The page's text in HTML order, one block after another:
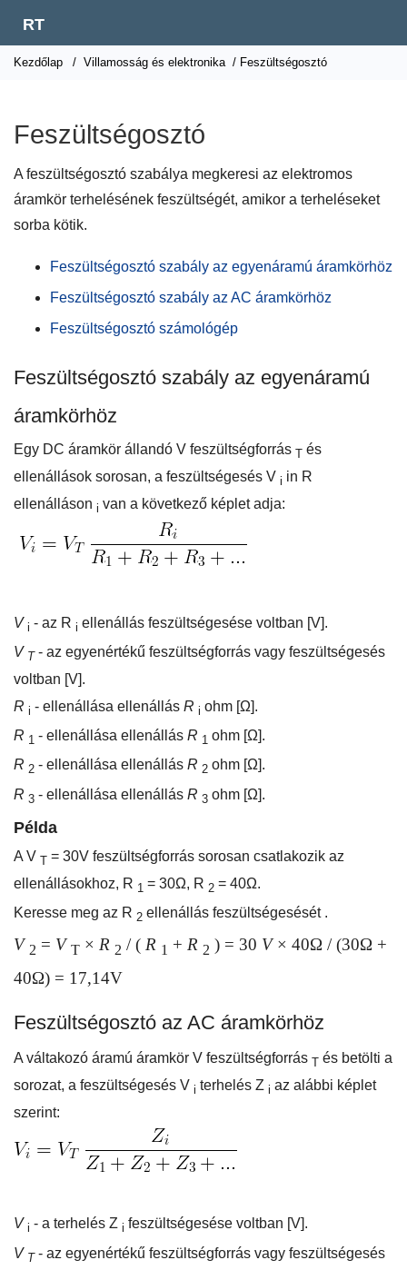
RT
Kezdőlap / Villamosság és elektronika / Feszültségosztó
Feszültségosztó
A feszültségosztó szabálya megkeresi az elektromos
áramkör terhelésének feszültségét, amikor a terheléseket
sorba kötik.
Feszültségosztó szabály az egyenáramú áramkörhöz
Feszültségosztó szabály az AC áramkörhöz
Feszültségosztó számológép
Feszültségosztó szabály az egyenáramú
áramkörhöz
Egy DC áramkör állandó V feszültségforrás T és
ellenállások sorosan, a feszültségesés V i in R
ellenálláson i van a következő képlet adja:
V i - az R i ellenállás feszültségesése voltban [V].
V T- az egyenértékű feszültségforrás vagy feszültségesés
voltban [V].
R i - ellenállása ellenállás R i ohm [Ω].
R 1 - ellenállása ellenállás R 1 ohm [Ω].
R 2 - ellenállása ellenállás R 2 ohm [Ω].
R 3 - ellenállása ellenállás R 3 ohm [Ω].
Példa
A V T = 30V feszültségforrás sorosan csatlakozik az
ellenállásokhoz, R 1 = 30Ω, R 2 = 40Ω.
Keresse meg az R 2 ellenállás feszültségesését .
V 2 = VT × R 2 / ( R 1 + R 2 ) = 30 V× 40Ω / (30Ω +
40Ω) = 17,14V
Feszültségosztó az AC áramkörhöz
A váltakozó áramú áramkör V feszültségforrás T és betölti a
sorozat, a feszültségesés V i terhelés Z i az alábbi képlet
szerint:
V i - a terhelés Z i feszültségesése voltban [V].
V T- az egyenértékű feszültségforrás vagy feszültségesés